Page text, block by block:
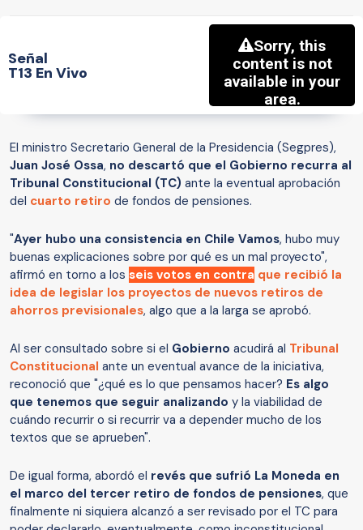
Señal
T13 En Vivo
El ministro Secretario General de la Presidencia (Segpres),
Juan José Ossa, no descartó que el Gobierno recurra al
Tribunal Constitucional (TC) ante la eventual aprobación
del cuarto retiro de fondos de pensiones.
"Ayer hubo una consistencia en Chile Vamos, hubo muy
buenas explicaciones sobre por qué es un mal proyecto",
afirmó en torno a los seis votos en contra que recibió la
idea de legislar los proyectos de nuevos retiros de
ahorros previsionales, algo que a la larga se aprobó.
Al ser consultado sobre si el Gobierno acudirá al Tribunal
Constitucional ante un eventual avance de la iniciativa,
reconoció que "¿qué es lo que pensamos hacer? Es algo
que tenemos que seguir analizando y la viabilidad de
cuándo recurrir o si recurrir va a depender mucho de los
textos que se aprueben".
De igual forma, abordó el revés que sufrió La Moneda en
el marco del tercer retiro de fondos de pensiones, que
finalmente ni siquiera alcanzó a ser revisado por el TC para